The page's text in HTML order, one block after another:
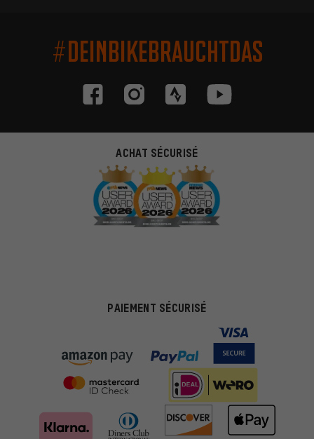
#DEINBIKEBRAUCHTDAS
ACHAT SÉCURISÉ
PAIEMENT SÉCURISÉ